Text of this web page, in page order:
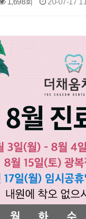
1,698회 20-07-17